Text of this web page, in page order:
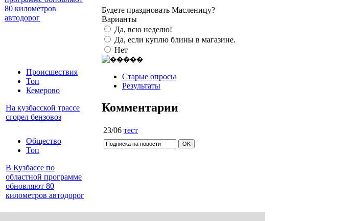
80 километров
автодорог
Происшествия
Топ
Кемерово
На кузбасской трассе
сгорел бензовоз
Общество
Топ
В Кузбассе по
областной программе
обновляют 80
километров автодорог
Будете праздновать Масленицу?
Варианты
Да, всю неделю!
Да, если куплю блины в магазине.
Нет
Старые опросы
Результаты
Комментарии
23/06 тест